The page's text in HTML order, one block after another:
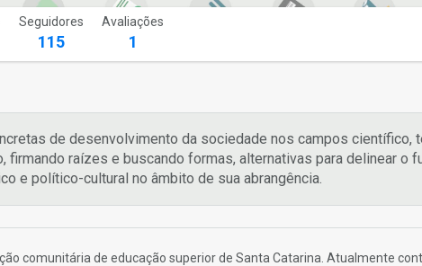
Seguidores
115
Avaliações
1
de desenvolvimento da sociedade nos campos científico,
firmando raízes e buscando formas, alternativas para delinear o
e político-cultural no âmbito de sua abrangência.
comunitária de educação superior de Santa Catarina. Atualmente